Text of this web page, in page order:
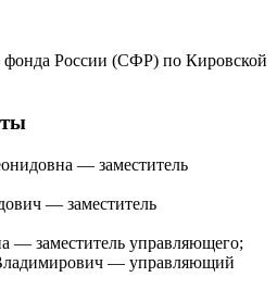
— заместитель
— заместитель
— заместитель управляющего;
— управляющий